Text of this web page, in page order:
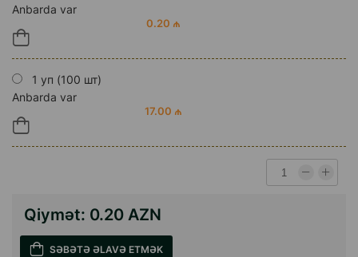
Anbarda var
0.20 ₼
1 уп (100 шт)
Anbarda var
17.00 ₼
Qiymət: 0.20 AZN
SƏBƏTƏ ƏLAVƏ ETMƏK